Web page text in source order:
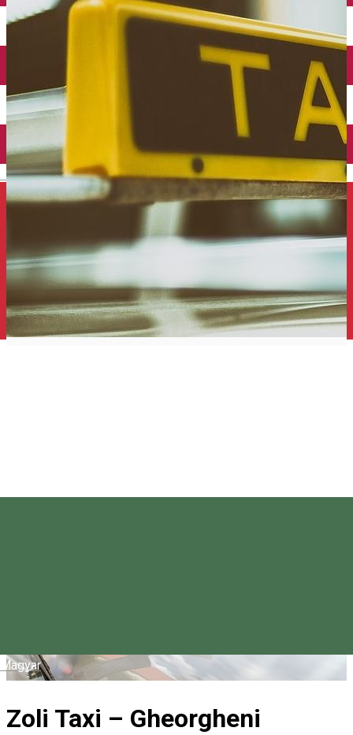
English
Magyar
Închirieri auto
Închirieri de biciclete
Zoli Taxi – Gheorgheni